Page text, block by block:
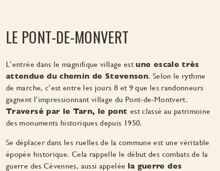
LE PONT-DE-MONVERT
L’entrée dans le magnifique village estune escale très
attendue du chemin de Stevenson. Selon le rythme
de marche, c’est entre les jours 8 et 9 que les randonneurs
gagnent l’impressionnant village du Pont-de-Montvert.
Traversé par le Tarn, le pont est classé au patrimoine
des monuments historiques depuis 1950.
Se déplacer dans les ruelles de la commune est une véritable
épopée historique. Cela rappelle le début des combats de la
guerre des Cévennes, aussi appelée la guerre des